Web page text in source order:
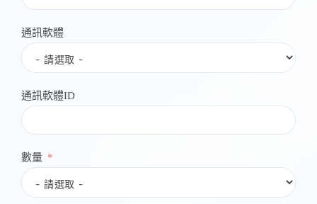
通訊軟體
通訊軟體ID
數量